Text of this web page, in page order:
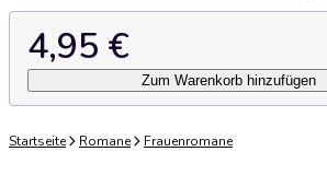
4,95 €
Zum Warenkorb hinzufügen
Startseite Romane Frauenromane